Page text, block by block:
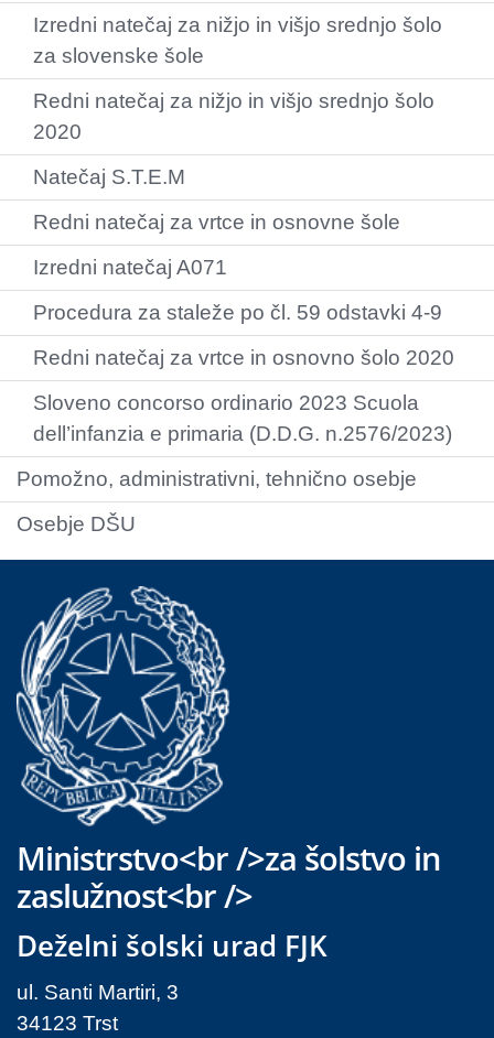
Izredni natečaj za nižjo in višjo srednjo šolo
za slovenske šole
Redni natečaj za nižjo in višjo srednjo šolo
2020
Natečaj S.T.E.M
Redni natečaj za vrtce in osnovne šole
Izredni natečaj A071
Procedura za staleže po čl. 59 odstavki 4-9
Redni natečaj za vrtce in osnovno šolo 2020
Sloveno concorso ordinario 2023 Scuola
dell’infanzia e primaria (D.D.G. n.2576/2023)
Pomožno, administrativni, tehnično osebje
Osebje DŠU
Ministrstvo<br />za šolstvo in
zaslužnost<br />
Deželni šolski urad FJK
ul. Santi Martiri, 3
34123 Trst